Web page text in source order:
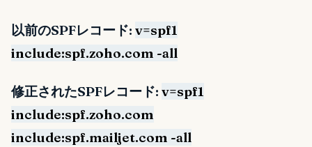
以前のSPFレコード: v=spf1
include:spf.zoho.com -all
修正されたSPFレコード: v=spf1
include:spf.zoho.com
include:spf.mailjet.com -all